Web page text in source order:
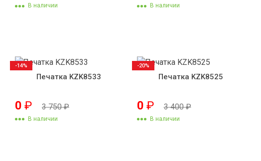
В наличии В наличии
Печатка KZK8533
0 ₽ 3 750₽
В наличии
-14%
Печатка KZK8525
0 ₽ 3 400₽
В наличии
-20%